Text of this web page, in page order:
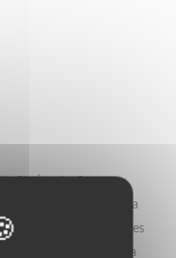
Le Cinéma Le Quercy,
véritable institution de la
ville, en activité depuis les
années 1950, conserve sa